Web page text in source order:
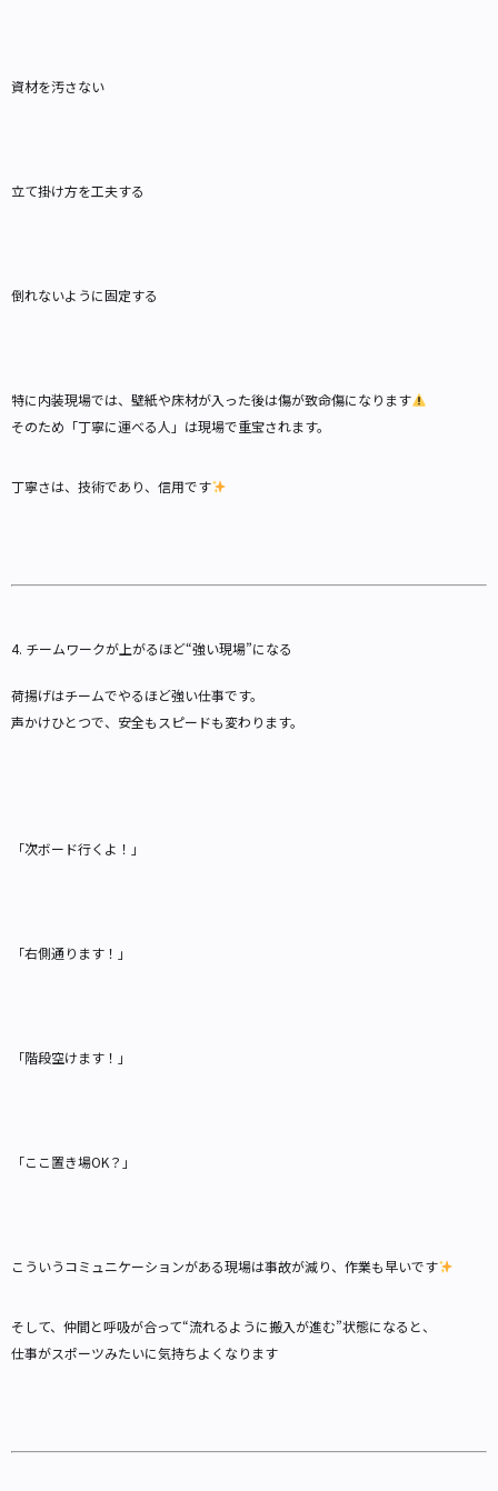
資材を汚さない
立て掛け方を工夫する
倒れないように固定する
特に内装現場では、壁紙や床材が入った後は傷が致命傷になります
そのため「丁寧に運べる人」は現場で重宝されます。
丁寧さは、技術であり、信用です
4. チームワークが上がるほど“強い現場”になる
荷揚げはチームでやるほど強い仕事です。
声かけひとつで、安全もスピードも変わります。
「次ボード行くよ！」
「右側通ります！」
「階段空けます！」
「ここ置き場OK？」
こういうコミュニケーションがある現場は事故が減り、作業も早いです
そして、仲間と呼吸が合って“流れるように搬入が進む”状態になると、
仕事がスポーツみたいに気持ちよくなります